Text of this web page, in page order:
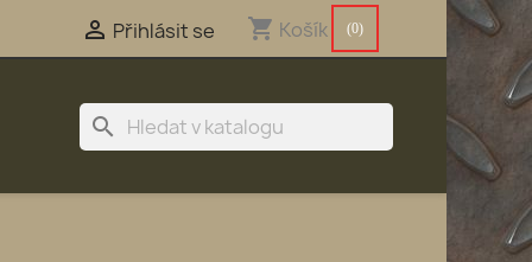
 Přihlásit se shopping_cart Košík (0)
search